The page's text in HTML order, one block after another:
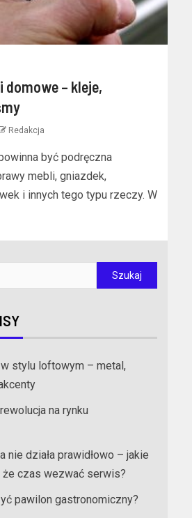
domowe – kleje,
Redakcja
być podręczna
mebli, gniazdek,
i innych tego typu rzeczy. W
stylu loftowym – metal,
na rynku
nie działa prawidłowo – jakie
że czas wezwać serwis?
pawilon gastronomiczny?